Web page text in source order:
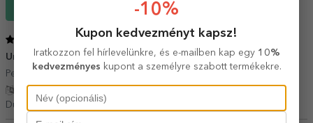
Un cadou inspirat 21 Március 2022
Personalizst înseamnă ceva unic doar pentru tine
Fordítás mutatása
Dumitrache,Románia
-10%
Kupon kedvezményt kapsz!
Iratkozzon fel hírlevelünkre, és e-mailben kap egy 10%
kedvezményes kupont a személyre szabott termékekre.